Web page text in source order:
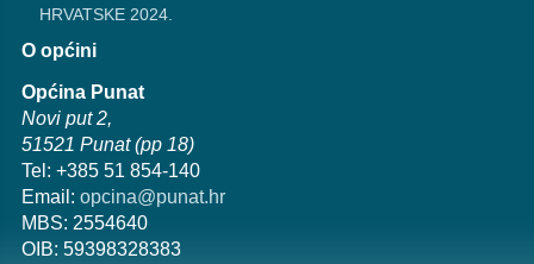
HRVATSKE 2024.
O općini
Općina Punat
Novi put 2,
51521 Punat (pp 18)
Tel: +385 51 854-140
Email: opcina@punat.hr
MBS: 2554640
OIB: 59398328383